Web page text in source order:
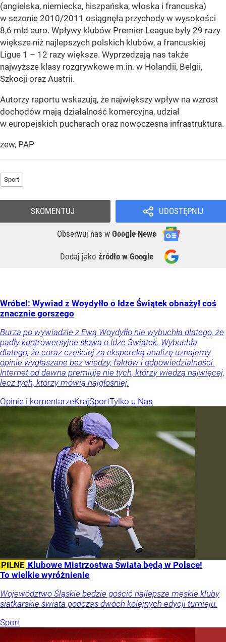
(angielska, niemiecka, hiszpańska, włoska i francuska)
w sezonie 2010/2011 osiągnęła przychody w wysokości
8,6 mld euro. Wpływy klubów Premier League były 29 razy
większe niż najlepszych polskich klubów, a francuskiej
Ligue 1 – 12 razy większe. Wyprzedzają nas także
najwyższe klasy rozgrywkowe m.in. w Holandii, Belgii,
Szkocji oraz Austrii.
Autorzy raportu wskazują, że największy wpływ na wzrost
dochodów mają działalność komercyjna, udział
w europejskich pucharach oraz nowoczesna infrastruktura.
zew, PAP
Sport
UDOSTĘPNIJ
Obserwuj nas w Google News
Dodaj jako źródło w Google
SKOMENTUJ
Wróbel: Wywiad z Woydyłło o Idze Świątek obnażył coś
znacznie gorszego
Burza po wywiadzie z Ewą Woydyłło nie wybuchła dlatego, że
padły kontrowersyjne słowa o Idze Świątek. Wybuchła
dlatego, że coraz częściej za ekspercką analizę uznajemy
opinie wygłaszane bez wiedzy, faktów i odpowiedzialności.
Internet od dawna premiuje nie tych, którzy wiedzą najwięcej,
lecz tych, którzy mówią najgłośniej.
Opinie i komentarzeKrajSportTylko u Nas
PILNE Klubowe Mistrzostwa Świata będą w Polsce!
To wielkie wyróżnienie
Województwo Śląskie będzie gościć najlepsze męskie kluby
siatkarskie świata podczas dwóch kolejnych edycji turnieju.
Sport